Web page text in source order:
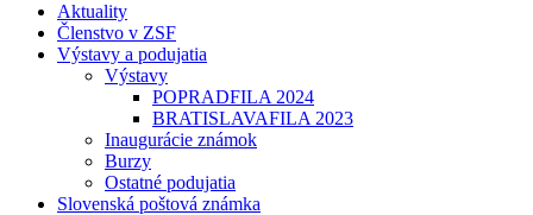
Aktuality
Členstvo v ZSF
Výstavy a podujatia
Výstavy
POPRADFILA 2024
BRATISLAVAFILA 2023
Inaugurácie známok
Burzy
Ostatné podujatia
Slovenská poštová známka